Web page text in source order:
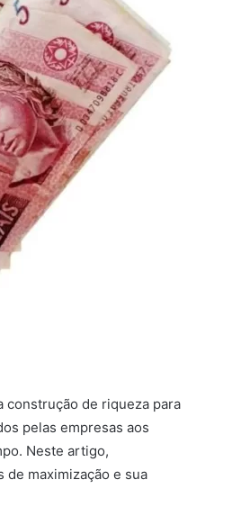
construção de riqueza para
pelas empresas aos
Neste artigo,
maximização e sua